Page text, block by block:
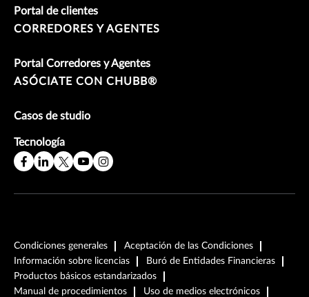
Portal de clientes
CORREDORES Y AGENTES
Portal Corredores y Agentes
ASÓCIATE CON CHUBB®
Casos de studio
Tecnología
Condiciones generales
Aceptación de las Condiciones
Información sobre licencias
Buró de Entidades Financieras
Productos básicos estandarizados
Manual de procedimientos
Uso de medios electrónicos